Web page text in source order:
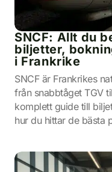
SNCF: Allt du
biljetter,
i Frankrike
SNCF är Frankrikes
från snabbtåget TGV
komplett guide till
hur du hittar de bästa